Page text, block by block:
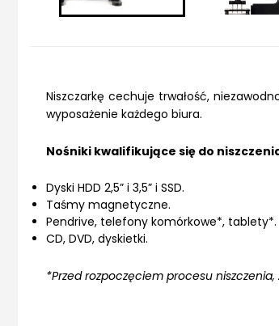
Niszczarkę cechuje trwałość,
wyposażenie każdego biura.
Nośniki kwalifikujące się do
Dyski HDD 2,5” i 3,5” i SSD.
Taśmy magnetyczne.
Pendrive, telefony komórkowe*, tablety*.
CD, DVD, dyskietki.
*Przed rozpoczęciem procesu